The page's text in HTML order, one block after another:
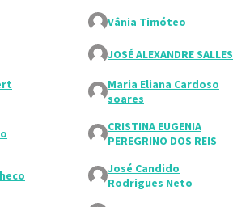
Vânia Timóteo
JOSÉ ALEXANDRE SALLES
Maria Eliana Cardoso
soares
CRISTINA EUGENIA
PEREGRINO DOS REIS
José Candido
Rodrigues Neto